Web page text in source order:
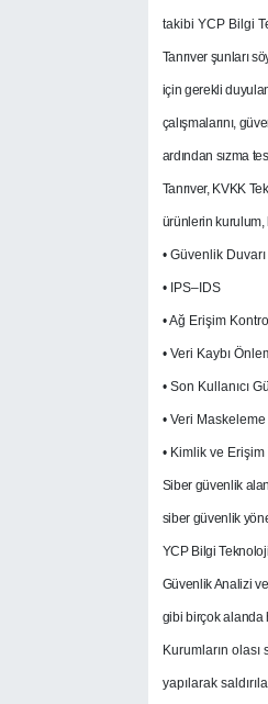
takibi YCP Bilgi
Tanrıver şunları
için gerekli
çalışmalarını,
ardından sızma
Tanrıver, KVKK
ürünlerin kurulum,
• Güvenlik
• IPS–IDS
• Ağ Erişim
• Veri Kaybı
• Son Kullanıcı
• Veri Maskeleme
• Kimlik ve
Siber güvenlik
siber güvenlik
YCP Bilgi
Güvenlik Analizi
gibi birçok alanda
Kurumların olası
yapılarak